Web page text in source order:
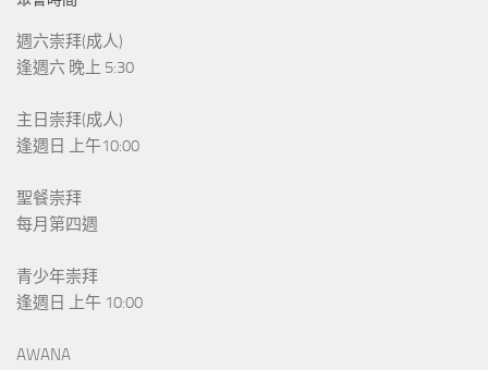
週六崇拜(成人)
逢週六 晚上 5:30
主日崇拜(成人)
逢週日 上午10:00
聖餐崇拜
每月第四週
青少年崇拜
逢週日 上午 10:00
AWANA